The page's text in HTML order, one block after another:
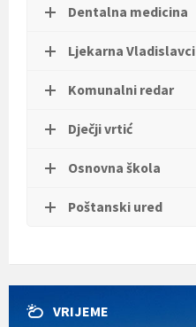
Dentalna medicina
Ljekarna Vladislavci
Komunalni redar
Dječji vrtić
Osnovna škola
Poštanski ured
VRIJEME